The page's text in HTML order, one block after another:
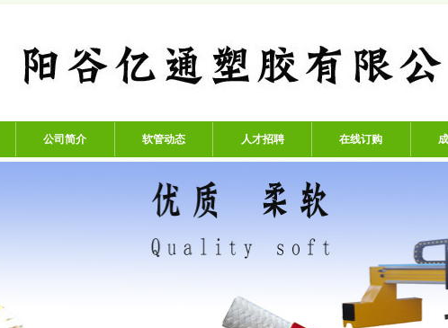
限公司 - 专业生产高压氧气管、
公司简介 软管动态 人才招聘 在线订购